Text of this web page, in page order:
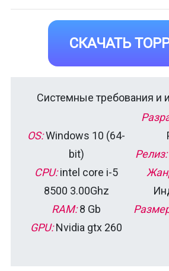
СКАЧАТЬ
Системные требования и
OS:Windows 10 (64-
bit)
CPU:intel core i-5
8500 3.00Ghz
RAM:8 Gb
GPU:Nvidia gtx 260
Релиз: